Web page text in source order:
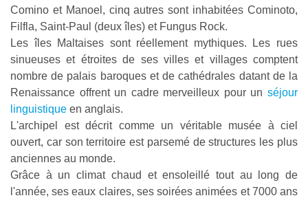
Comino et Manoel, cinq autres sont inhabitées Cominoto,
Filfla, Saint-Paul (deux îles) et Fungus Rock.
Les îles Maltaises sont réellement mythiques. Les rues
sinueuses et étroites de ses villes et villages comptent
nombre de palais baroques et de cathédrales datant de la
Renaissance offrent un cadre merveilleux pour un séjour
linguistique en anglais.
L'archipel est décrit comme un véritable musée à ciel
ouvert, car son territoire est parsemé de structures les plus
anciennes au monde.
Grâce à un climat chaud et ensoleillé tout au long de
l'année, ses eaux claires, ses soirées animées et 7000 ans